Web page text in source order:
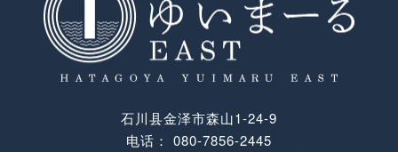
石川县金泽市森山1-24-9
电话： 080-7856-2445